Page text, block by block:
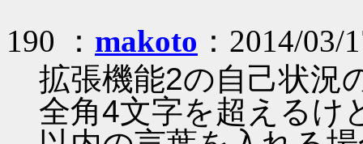
190 ： makoto ：2014/
拡張機能2の自己状況
全角4文字を超えるけ